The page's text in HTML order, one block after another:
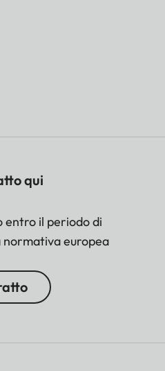
qui
entro il periodo di
normativa europea